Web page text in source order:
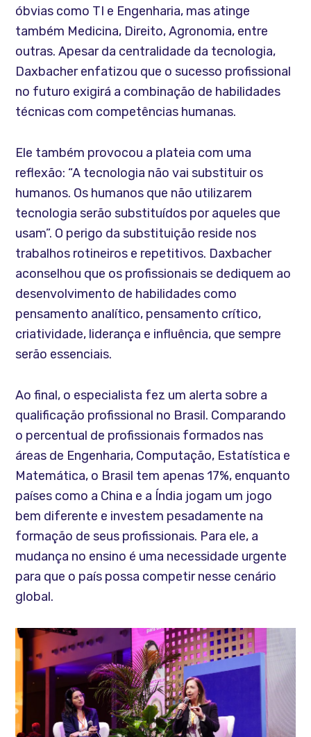
óbvias como TI e Engenharia, mas atinge
também Medicina, Direito, Agronomia, entre
outras. Apesar da centralidade da tecnologia,
Daxbacher enfatizou que o sucesso profissional
no futuro exigirá a combinação de habilidades
técnicas com competências humanas.
Ele também provocou a plateia com uma
reflexão: “A tecnologia não vai substituir os
humanos. Os humanos que não utilizarem
tecnologia serão substituídos por aqueles que
usam”. O perigo da substituição reside nos
trabalhos rotineiros e repetitivos. Daxbacher
aconselhou que os profissionais se dediquem ao
desenvolvimento de habilidades como
pensamento analítico, pensamento crítico,
criatividade, liderança e influência, que sempre
serão essenciais.
Ao final, o especialista fez um alerta sobre a
qualificação profissional no Brasil. Comparando
o percentual de profissionais formados nas
áreas de Engenharia, Computação, Estatística e
Matemática, o Brasil tem apenas 17%, enquanto
países como a China e a Índia jogam um jogo
bem diferente e investem pesadamente na
formação de seus profissionais. Para ele, a
mudança no ensino é uma necessidade urgente
para que o país possa competir nesse cenário
global.